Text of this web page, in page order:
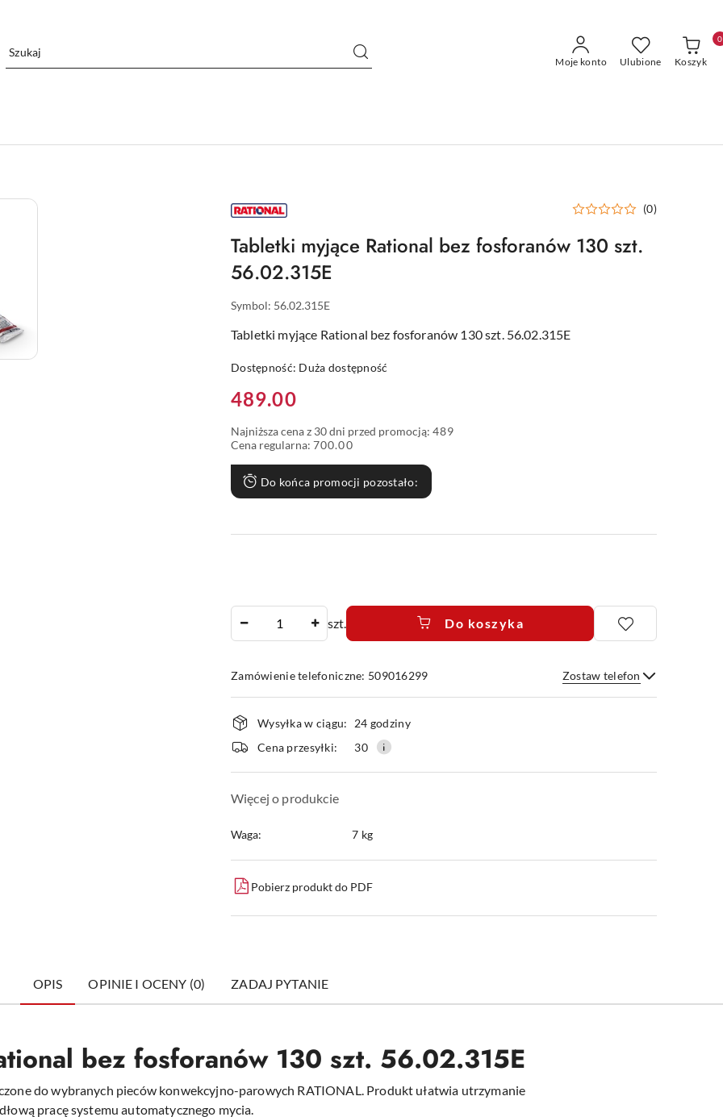
Moje konto Ulubione Koszyk
0
PIECE
RATIONAL
–
CENY,
AUTORYZOWANY
SERWIS
I
(0)
Tabletki myjące Rational bez fosforanów 130 szt.
56.02.315E
Symbol: 56.02.315E
Tabletki myjące Rational bez fosforanów 130 szt. 56.02.315E
Dostępność: Duża dostępność
Cena:
489.00
Najniższa cena z 30 dni przed promocją: 489
Cena regularna: 700.00
Do końca promocji pozostało:
szt. Do koszyka
Zamówienie telefoniczne: 509016299 Zostaw telefon
Wyślij
Dostępność
i
dostawa
Wysyłka w ciągu:
24 godziny
Cena przesyłki:
30
Więcej o produkcie
Waga: 7 kg
Pobierz produkt do PDF
OPIS OPINIE I OCENY (0) ZADAJ PYTANIE
bez fosforanów 130 szt. 56.02.315E
do wybranych pieców konwekcyjno-parowych RATIONAL. Produkt ułatwia utrzymanie
pracę systemu automatycznego mycia.